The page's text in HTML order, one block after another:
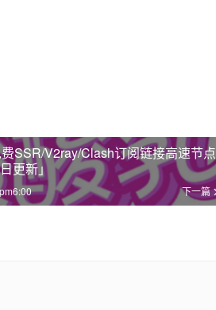
SSR/V2ray/Clash订阅链接高速节点
更新」
下一篇